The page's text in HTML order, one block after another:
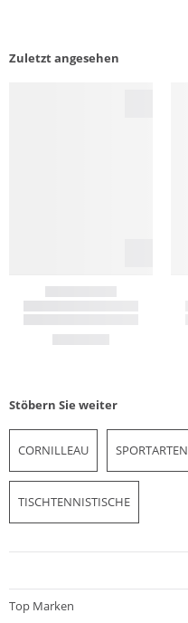
Zuletzt angesehen
Stöbern Sie weiter
CORNILLEAU SPORTARTEN
TISCHTENNISTISCHE
Top Marken